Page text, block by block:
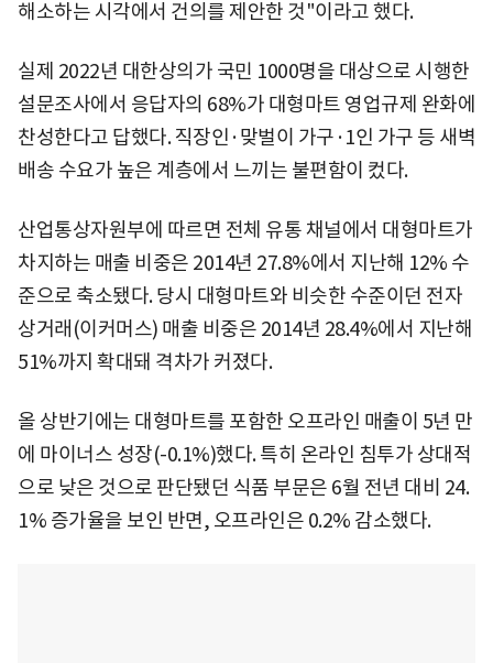
해소하는 시각에서 건의를 제안한 것"이라고 했다.
실제 2022년 대한상의가 국민 1000명을 대상으로 시행한
설문조사에서 응답자의 68%가 대형마트 영업규제 완화에
찬성한다고 답했다. 직장인·맞벌이 가구·1인 가구 등 새벽
배송 수요가 높은 계층에서 느끼는 불편함이 컸다.
산업통상자원부에 따르면 전체 유통 채널에서 대형마트가
차지하는 매출 비중은 2014년 27.8%에서 지난해 12% 수
준으로 축소됐다. 당시 대형마트와 비슷한 수준이던 전자
상거래(이커머스) 매출 비중은 2014년 28.4%에서 지난해
51%까지 확대돼 격차가 커졌다.
올 상반기에는 대형마트를 포함한 오프라인 매출이 5년 만
에 마이너스 성장(-0.1%)했다. 특히 온라인 침투가 상대적
으로 낮은 것으로 판단됐던 식품 부문은 6월 전년 대비 24.
1% 증가율을 보인 반면, 오프라인은 0.2% 감소했다.